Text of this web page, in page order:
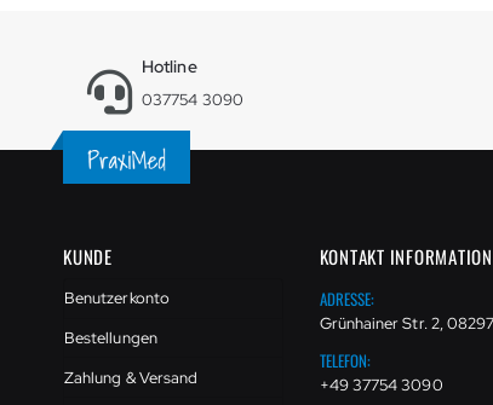
Hotline
037754 3090
KUNDE
Benutzerkonto
Bestellungen
Zahlung & Versand
KONTAKT
ADRESSE:
Grünhainer Str. 2,
TELEFON:
+49 37754 3090